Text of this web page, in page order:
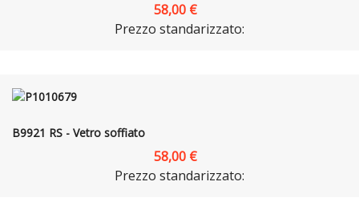
58,00 €
Prezzo standarizzato:
B9921 RS - Vetro soffiato
58,00 €
Prezzo standarizzato: